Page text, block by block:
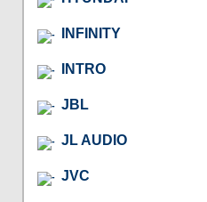
INFINITY
INTRO
JBL
JL AUDIO
JVC